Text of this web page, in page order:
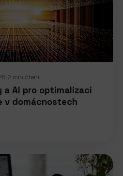
·2 min čtení
AI pro optimalizaci
v domácnostech